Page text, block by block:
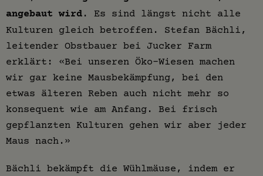
angebaut wird . Es sind längst nicht alle
Kulturen gleich betroffen. Stefan Bächli,
leitender Obstbauer bei Jucker Farm
erklärt: «Bei unseren Öko-Wiesen machen
wir gar keine Mausbekämpfung, bei den
etwas älteren Reben auch nicht mehr so
konsequent wie am Anfang. Bei frisch
gepflanzten Kulturen gehen wir aber jeder
Maus nach.»
Bächli bekämpft die Wühlmäuse, indem er